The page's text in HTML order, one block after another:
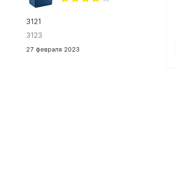
3121
3123
27 февраля 2023